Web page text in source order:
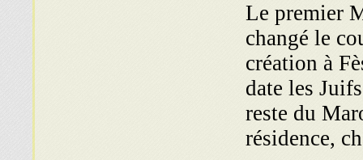
Le premier
changé le
création à
date les
reste du
résidence,